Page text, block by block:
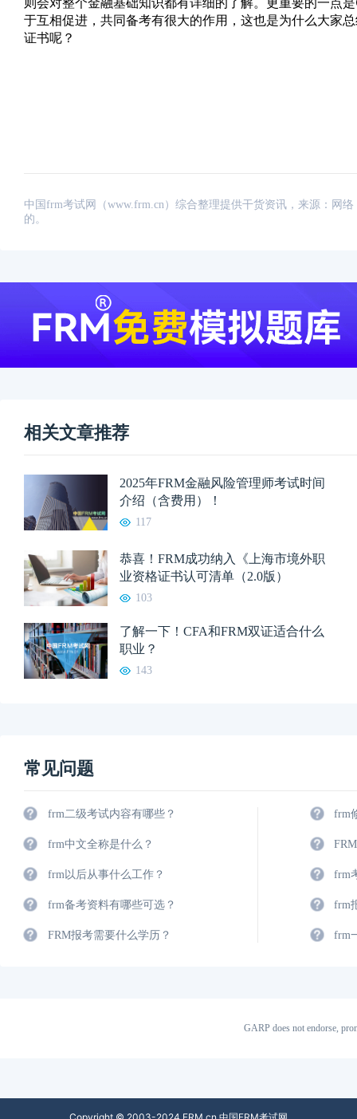
于互相促进，共同备考有很大的作用，这也是为什么大家
证书呢？
中国frm考试网（www.frm.cn）综合整理提供干货资讯，来源：网
的。
相关文章推荐
2025年FRM金融风险管理师考试时间
介绍（含费用）！
117
恭喜！FRM成功纳入《上海市境外职
业资格证书认可清单（2.0版）
103
了解一下！CFA和FRM双证适合什么
职业？
143
常见问题
frm二级考试内容有哪些？
frm中文全称是什么？
frm以后从事什么工作？
frm备考资料有哪些可选？
FRM报考需要什么学历？
frm
frm
frm
frm
GARP does not endorse,